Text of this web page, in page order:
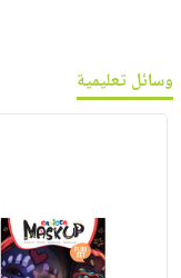
وسائل تعليمية